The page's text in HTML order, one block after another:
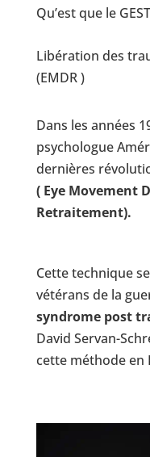
Qu’est que le
Libération des
(EMDR )
Dans les années
psychologue
dernières
( Eye Movement
Retraitement).
Cette technique
vétérans de la
syndrome post
David Servan-
cette méthode en